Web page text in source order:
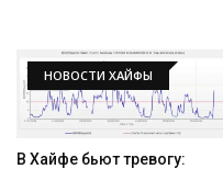
НОВОСТИ ХАЙФЫ
В Хайфе бьют тревогу: